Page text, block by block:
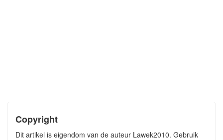
Copyright
Dit artikel is eigendom van de auteur Lawek2010. Gebruik